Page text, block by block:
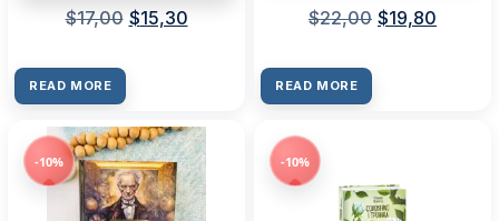
$17,00 $15,30
READ MORE
$22,00 $19,80
READ MORE
-10% -10%